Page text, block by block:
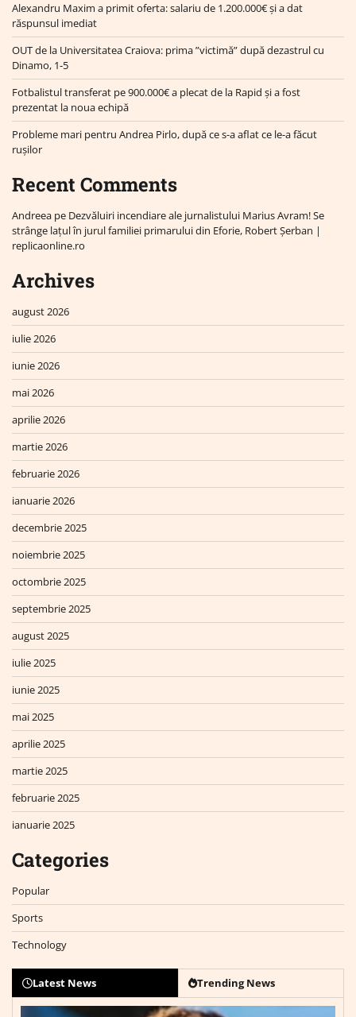
Alexandru Maxim a primit oferta: salariu de 1.200.000€ și a dat
răspunsul imediat
OUT de la Universitatea Craiova: prima ”victimă” după dezastrul cu
Dinamo, 1-5
Fotbalistul transferat pe 900.000€ a plecat de la Rapid și a fost
prezentat la noua echipă
Probleme mari pentru Andrea Pirlo, după ce s-a aflat ce le-a făcut
rușilor
Recent Comments
Andreea pe Dezvăluiri incendiare ale jurnalistului Marius Avram! Se
strânge lațul în jurul familiei primarului din Eforie, Robert Șerban |
replicaonline.ro
Archives
august 2026
iulie 2026
iunie 2026
mai 2026
aprilie 2026
martie 2026
februarie 2026
ianuarie 2026
decembrie 2025
noiembrie 2025
octombrie 2025
septembrie 2025
august 2025
iulie 2025
iunie 2025
mai 2025
aprilie 2025
martie 2025
februarie 2025
ianuarie 2025
Categories
Popular
Sports
Technology
Latest News Trending News